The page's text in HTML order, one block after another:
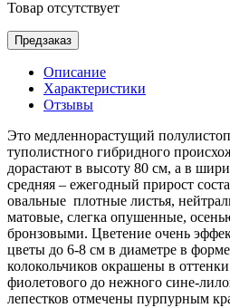
Товар отсутствует
Предзаказ
Описание
Характеристики
Отзывы
Это медленнорастущий
туполистного гибридного
дорастают в высоту 80 см, а в
средняя – ежегодный прирост
овальные плотные листья,
матовые, слегка опушенные,
бронзовыми. Цветение очень
цветы до 6-8 см в диаметре в
колокольчиков окрашены в
фиолетового до нежного сине-
лепестков отмечены пурпурным